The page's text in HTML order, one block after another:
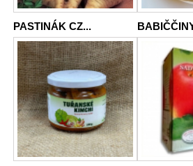
PASTINÁK CZ...